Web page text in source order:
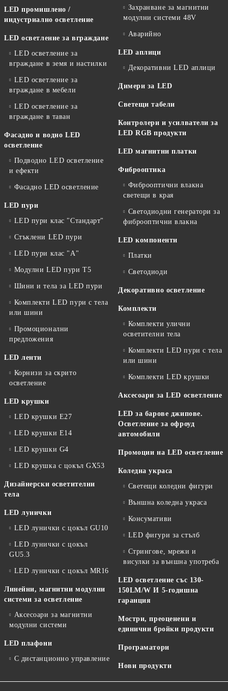
LED промишлено /
индустриално осветление
LED осветление за вграждане
LED осветление за
вграждане в земя и настилки
LED осветление за
вграждане в мебели
LED осветление за
вграждане в таван
Фасадно и водно LED
осветление
Подводно LED осветление
и ефекти
Фасадно LED осветление
LED пури
LED пури клас "Стандарт"
Стъклени LED пури
LED пури клас "А"
Модулни LED пури T5
Шини и тела за LED пури
Комплекти LED пури с тела
или шини
Промоционални
предложения
LED ленти
Корнизи за скрито
осветление
LED крушки
LED крушки E27
LED крушки E14
LED крушки G4
LED крушка с цокъл GX53
Дизайнерски осветителни
тела
LED лунички
LED лунички с цокъл GU10
LED лунички с цокъл
GU5.3
LED лунички с цокъл MR16
Линейни, магнитни модулни
системи за осветление
Аксесоари за магнитни
модулни системи
LED плафони
С дистанционно управление
Захранване за магнитни
модулни системи 48V
Аварийно
LED аплици
Декоративни LED аплици
Димери за LED
Светещи табели
Контролери и усилватели за
LED RGB продукти
LED магнитни платки
Фиброоптика
Фиброоптични влакна
светещи в края
Светодиодни генератори за
фиброоптични влакна
LED компоненти
Платки
Светодиоди
Декоративно осветление
Комплекти
Комплекти улични
осветителни тела
Комплекти LED пури с тела
или шини
Комплекти LED крушки
Аксесоари за LED осветление
LED за барове джипове.
Осветление за офроуд
автомобили
Промоции на LED осветление
Коледна украса
Светещи коледни фигури
Външна коледна украса
Консумативи
LED фигури за стълб
Стрингове, мрежи и
висулки за външна употреба
LED осветление със 130-
150LM/W И 5-годишна
гаранция
Мостри, преоценени и
единични бройки продукти
Програматори
Нови продукти